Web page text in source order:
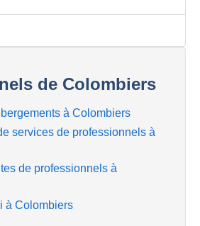
de Colombiers
à Colombiers
services de professionnels à
de professionnels à
à Colombiers